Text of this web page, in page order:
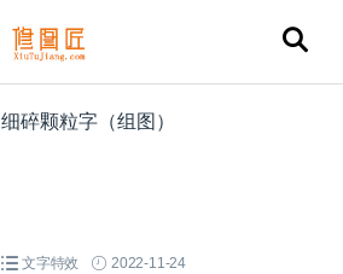
细碎颗粒字（组图）
文字特效 2022-11-24